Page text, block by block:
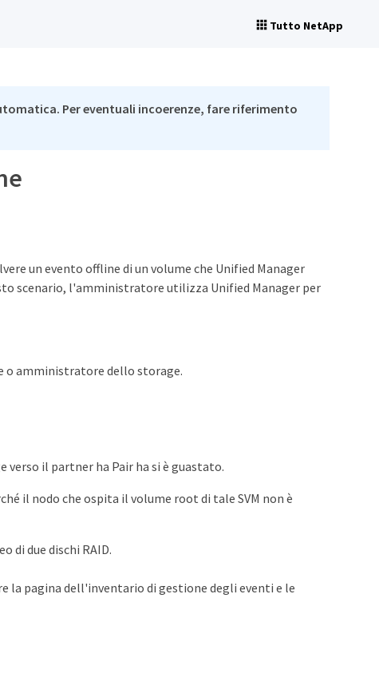
Tutto NetApp
Per eventuali incoerenze, fare riferimento
un evento offline di un volume che Unified Manager
scenario, l'amministratore utilizza Unified Manager per
o amministratore dello storage.
il partner ha Pair ha si è guastato.
il nodo che ospita il volume root di tale SVM non è
di due dischi RAID.
la pagina dell'inventario di gestione degli eventi e le